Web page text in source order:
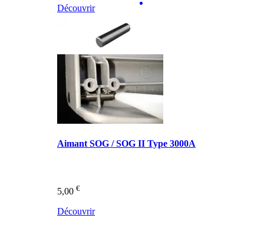
Découvrir
Aimant SOG / SOG II Type 3000A
5,00 €
Découvrir